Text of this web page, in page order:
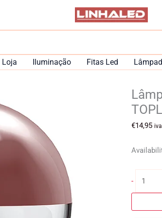
Loja Iluminação Fitas Led
€14,95
-
E27